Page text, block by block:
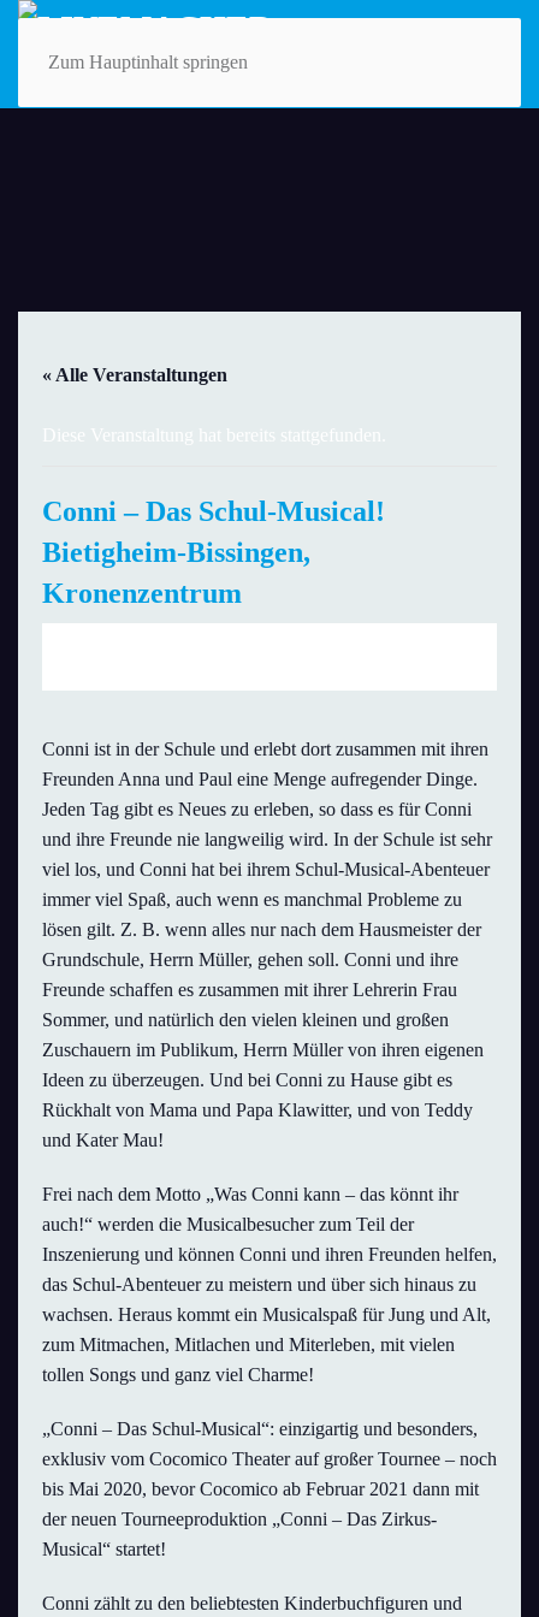
Zum Hauptinhalt springen
« Alle Veranstaltungen
Diese Veranstaltung hat bereits stattgefunden.
Conni – Das Schul-Musical!
Bietigheim-Bissingen,
Kronenzentrum
Conni ist in der Schule und erlebt dort zusammen mit ihren
Freunden Anna und Paul eine Menge aufregender Dinge.
Jeden Tag gibt es Neues zu erleben, so dass es für Conni
und ihre Freunde nie langweilig wird. In der Schule ist sehr
viel los, und Conni hat bei ihrem Schul-Musical-Abenteuer
immer viel Spaß, auch wenn es manchmal Probleme zu
lösen gilt. Z. B. wenn alles nur nach dem Hausmeister der
Grundschule, Herrn Müller, gehen soll. Conni und ihre
Freunde schaffen es zusammen mit ihrer Lehrerin Frau
Sommer, und natürlich den vielen kleinen und großen
Zuschauern im Publikum, Herrn Müller von ihren eigenen
Ideen zu überzeugen. Und bei Conni zu Hause gibt es
Rückhalt von Mama und Papa Klawitter, und von Teddy
und Kater Mau!
Frei nach dem Motto „Was Conni kann – das könnt ihr
auch!“ werden die Musicalbesucher zum Teil der
Inszenierung und können Conni und ihren Freunden helfen,
das Schul-Abenteuer zu meistern und über sich hinaus zu
wachsen. Heraus kommt ein Musicalspaß für Jung und Alt,
zum Mitmachen, Mitlachen und Miterleben, mit vielen
tollen Songs und ganz viel Charme!
„Conni – Das Schul-Musical“: einzigartig und besonders,
exklusiv vom Cocomico Theater auf großer Tournee – noch
bis Mai 2020, bevor Cocomico ab Februar 2021 dann mit
der neuen Tourneeproduktion „Conni – Das Zirkus-
Musical“ startet!
Conni zählt zu den beliebtesten Kinderbuchfiguren und